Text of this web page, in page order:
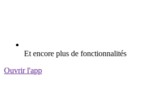
Et encore plus de fonctionnalités
Ouvrir l'app